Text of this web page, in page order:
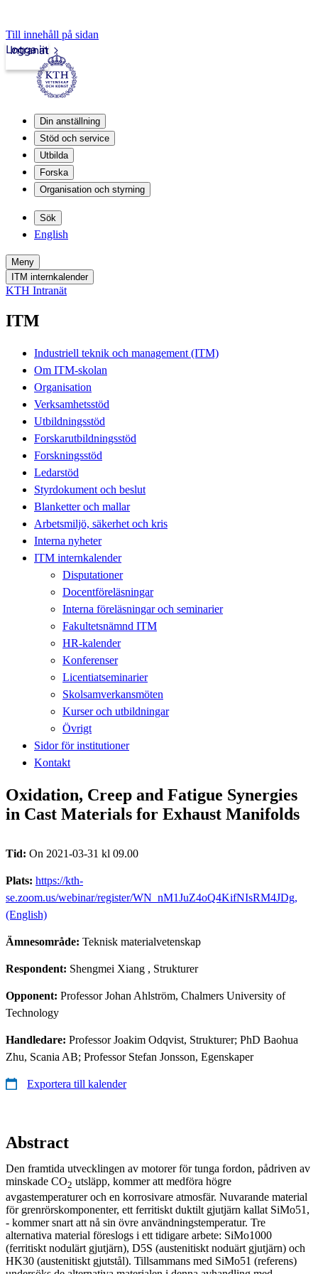
Till innehåll på sidan
Intranät
Logga in
Din anställning
Stöd och service
Utbilda
Forska
Organisation och styrning
Sök
English
Meny
ITM internkalender
KTH Intranät
ITM
Industriell teknik och management (ITM)
Om ITM-skolan
Organisation
Verksamhetsstöd
Utbildningsstöd
Forskarutbildningsstöd
Forskningsstöd
Ledarstöd
Styrdokument och beslut
Blanketter och mallar
Arbetsmiljö, säkerhet och kris
Interna nyheter
ITM internkalender
Disputationer
Docentföreläsningar
Interna föreläsningar och seminarier
Fakultetsnämnd ITM
HR-kalender
Konferenser
Licentiatseminarier
Skolsamverkansmöten
Kurser och utbildningar
Övrigt
Sidor för institutioner
Kontakt
Oxidation, Creep and Fatigue Synergies
in Cast Materials for Exhaust Manifolds
Tid: On 2021-03-31 kl 09.00
Plats: https://kth-
se.zoom.us/webinar/register/WN_nM1JuZ4oQ4KifNIsRM4JDg,
(English)
Ämnesområde: Teknisk materialvetenskap
Respondent: Shengmei Xiang , Strukturer
Opponent: Professor Johan Ahlström, Chalmers University of
Technology
Handledare: Professor Joakim Odqvist, Strukturer; PhD Baohua
Zhu, Scania AB; Professor Stefan Jonsson, Egenskaper
Exportera till kalender
Abstract
Den framtida utvecklingen av motorer för tunga fordon, pådriven av
minskade CO2 utsläpp, kommer att medföra högre
avgastemperaturer och en korrosivare atmosfär. Nuvarande material
för grenrörskomponenter, ett ferritiskt duktilt gjutjärn kallat SiMo51,
- kommer snart att nå sin övre användningstemperatur. Tre
alternativa material föreslogs i ett tidigare arbete: SiMo1000
(ferritiskt nodulärt gjutjärn), D5S (austenitiskt noduärt gjutjärn) och
HK30 (austenitiskt gjutstål). Tillsammans med SiMo51 (referens)